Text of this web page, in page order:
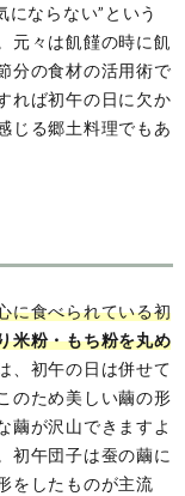
にならない”という
元々は飢饉の時に飢
分の食材の活用術で
れば初午の日に欠か
じる郷土料理でもあ
に食べられている初
米粉・もち粉を丸め
、初午の日は併せて
のため美しい繭の形
繭が沢山できますよ
初午団子は蚕の繭に
をしたものが主流